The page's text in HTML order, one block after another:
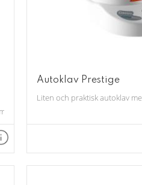
1 par
i favoriter
Autoklav Prestige
Liten och praktisk autoklav